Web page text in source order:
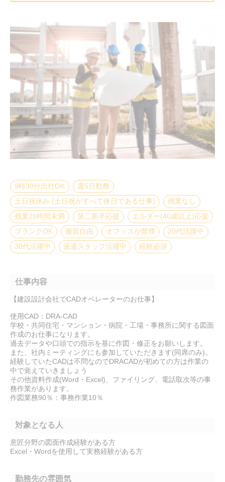
9時30分出社OK
週5日勤務
土日祝休み (土日祝がすべて休日である仕事)
残業なし
残業20時間未満
第二新卒応援
エルダー(40歳以上)応援
ブランクOK
服装自由 オフィスが禁煙
20代活躍中
30代活躍中
派遣スタッフ活躍中 経験必須
仕事内容
【建設設計会社でCADオペレーターのお仕事】
使用CAD：DRA-CAD
学校・共同住宅・マンション・病院・工場・事務所に関する図面
作成のお仕事になります。
過去データや口頭での指示を基に作図・修正をお願いします。
また、社内ミーティングにも参加していただきます(同席のみ)。
経験していたCADは不問なのでDRACADが初めての方は作業の
中で覚えていきましょう
その他資料作成(Word・Excel)、ファイリング、電話取次等の事
務作業があります。
作図業務90％：事務作業10％
対象となる人
意匠分野の図面作成経験がある方
Excel・Wordを使用して実務経験がある方
勤務先の雰囲気